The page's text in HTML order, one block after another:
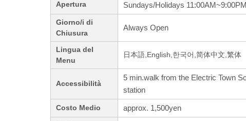
Apertura
Sundays/Holidays 11:00AM~9:00PM
Giorno/i di
Chiusura
Always Open
Lingua del
Menu
日本語,English,한국어,简体中文,繁体
Accessibilità
5 min.walk from the Electric Town
station
Costo Medio approx. 1,500yen